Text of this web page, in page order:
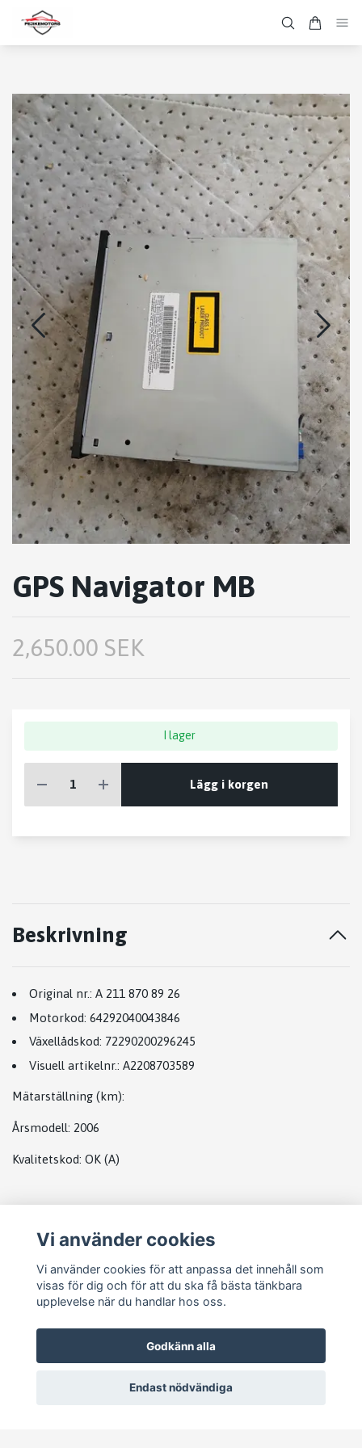
GPS Navigator MB
2,650.00 SEK
I lager
Lägg i korgen
Beskrivning
Original nr.: A 211 870 89 26
Motorkod: 64292040043846
Växellådskod: 72290200296245
Visuell artikelnr.: A2208703589
Mätarställning (km):
Årsmodell: 2006
Kvalitetskod: OK (A)
Vi använder cookies
Vi använder cookies för att anpassa det innehåll som
visas för dig och för att du ska få bästa tänkbara
upplevelse när du handlar hos oss.
Godkänn alla
Endast nödvändiga